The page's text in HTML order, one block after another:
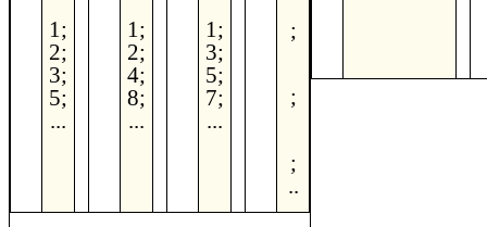
1;
2;
3;
5;
...
1;
2;
4;
8;
...
1;
3;
5;
7;
...
;
;
;
..